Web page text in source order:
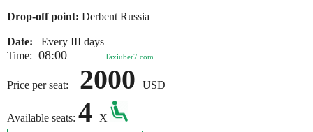
Drop-off point: Derbent Russia
Date:
Every III days
Time: 08:00 Taxiuber7.com
Price per seat: 2000 USD
Available seats: 4
X